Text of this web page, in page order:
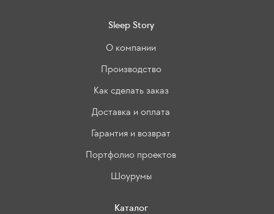
Sleep Story
О компании
Производство
Как сделать заказ
Доставка и оплата
Гарантия и возврат
Портфолио проектов
Шоурумы
Каталог